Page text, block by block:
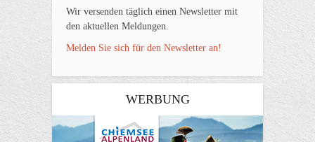
Wir versenden täglich einen Newsletter mit
den aktuellen Meldungen.
Melden Sie sich für den Newsletter an!
WERBUNG